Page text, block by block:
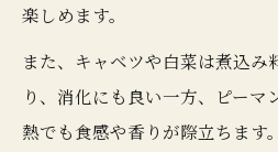
楽しめます。
また、キャベツや白菜は煮込み
り、消化にも良い一方、ピーマ
熱でも食感や香りが際立ちます